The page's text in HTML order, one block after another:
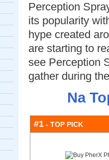
Perception
its popularity
hype created
are starting to
see Perception
gather during
Na
#1 - TOP PICK